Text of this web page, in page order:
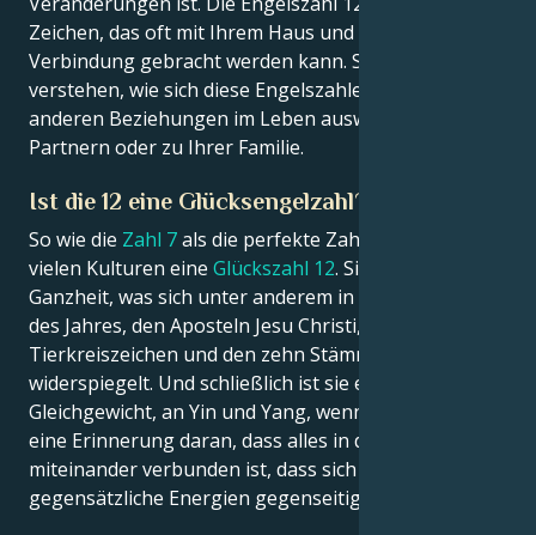
Zeichen, das oft mit Ihrem Haus und Ihrem Garten in
Verbindung gebracht werden kann. Sie werden sogar
verstehen, wie sich diese Engelszahlen auf Ihre
anderen Beziehungen im Leben auswirken, sei es zu
Partnern oder zu Ihrer Familie.
Ist die 12 eine Glücksengelzahl?
So wie die Zahl 7als die perfekte Zahl gilt, gibt es in
vielen Kulturen eine Glückszahl 12. Sie steht für die
Ganzheit, was sich unter anderem in den Monaten
des Jahres, den Aposteln Jesu Christi, den
Tierkreiszeichen und den zehn Stämmen Israels
widerspiegelt. Und schließlich ist sie eine Ode an das
Gleichgewicht, an Yin und Yang, wenn man so will;
eine Erinnerung daran, dass alles in dieser Welt so
miteinander verbunden ist, dass sich sogar
gegensätzliche Energien gegenseitig befruchten.